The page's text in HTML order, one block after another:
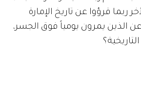
ربما قرؤوا عن تاريخ الإمارة
الذين يمرون يومياً فوق الجسر،